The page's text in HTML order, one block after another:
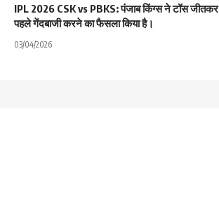
IPL 2026 CSK vs PBKS: पंजाब किंग्स ने टॉस जीतकर
पहले गेंदबाजी करने का फैसला किया है।
03/04/2026